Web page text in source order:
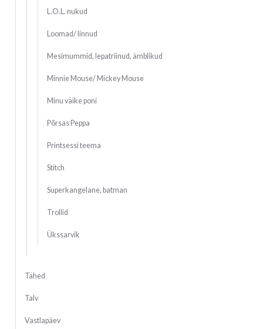
L.O.L. nukud
Loomad/ linnud
Mesimummid, lepatriinud, ämblikud
Minnie Mouse/ Mickey Mouse
Minu väike poni
Põrsas Peppa
Printsessi teema
Stitch
Superkangelane, batman
Trollid
Ükssarvik
Tähed
Talv
Vastlapäev